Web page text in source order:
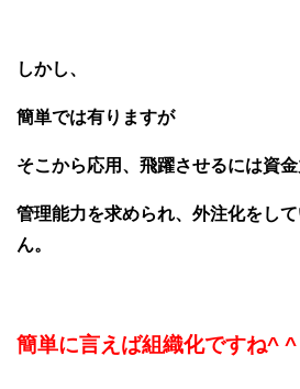
しかし、
簡単では有りますが
そこから応用、飛躍させるには資金
管理能力を求められ、外注化をし
ん。
簡単に言えば組織化ですね^ ^